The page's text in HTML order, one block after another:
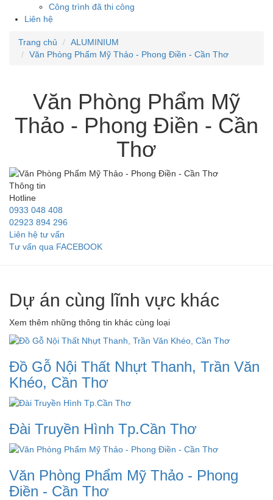
Công trình đã thi công
Liên hệ
Trang chủ
ALUMINIUM
Văn Phòng Phẩm Mỹ Thảo - Phong Điền - Cần Thơ
Văn Phòng Phẩm Mỹ
Thảo - Phong Điền - Cần
Thơ
Thông tin
Hotline
0933 048 408
02923 894 296
Liên hệ tư vấn
Tư vấn qua FACEBOOK
Dự án cùng lĩnh vực khác
Xem thêm những thông tin khác cùng loại
Đồ Gỗ Nội Thất Nhựt Thanh, Trần Văn
Khéo, Cần Thơ
Đài Truyền Hình Tp.Cần Thơ
Văn Phòng Phẩm Mỹ Thảo - Phong
Điền - Cần Thơ